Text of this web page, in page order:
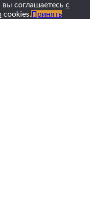
вы соглашаетесь с
cookies. Принять